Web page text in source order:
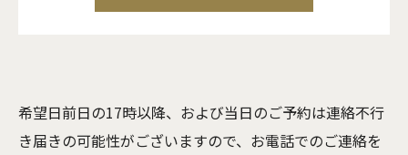
希望日前日の17時以降、および当日のご予約は連絡不行
き届きの可能性がございますので、お電話でのご連絡を